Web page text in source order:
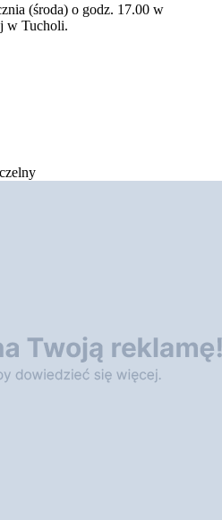
(środa) o godz. 17.00 w
w Tucholi.